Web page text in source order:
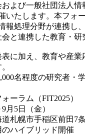
よび一般社団法人
いたします。本フォ
処理分野が連携し
と連携した教育・研
に加え、教育や産
名程度の研究者・
ーラム（FIT2025）
月5日（金）
札幌市手稲区前田7条
イブリッド開催